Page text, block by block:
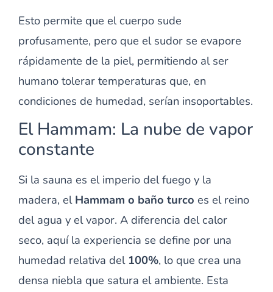
Esto permite que el cuerpo sude
profusamente, pero que el sudor se evapore
rápidamente de la piel, permitiendo al ser
humano tolerar temperaturas que, en
condiciones de humedad, serían insoportables.
El Hammam: La nube de vapor
constante
Si la sauna es el imperio del fuego y la
madera, el Hammam o baño turco es el reino
del agua y el vapor. A diferencia del calor
seco, aquí la experiencia se define por una
humedad relativa del 100%, lo que crea una
densa niebla que satura el ambiente. Esta